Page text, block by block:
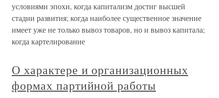
условиями эпохи, когда капитализм достиг высшей
стадии развития; когда наиболее существенное значение
имеет уже не только вывоз товаров, но и вывоз капитала;
когда картелирование
О характере и организационных
формах партийной работы